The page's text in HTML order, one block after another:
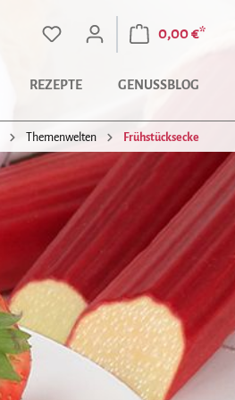
0,00 €*
REZEPTE GENUSSBLOG
Themenwelten Frühstücksecke